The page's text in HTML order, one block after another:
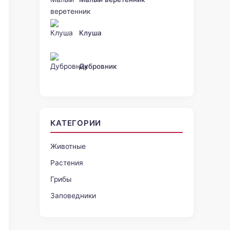
Клуша
Дубровник
КАТЕГОРИИ
Животные
Растения
Грибы
Заповедники